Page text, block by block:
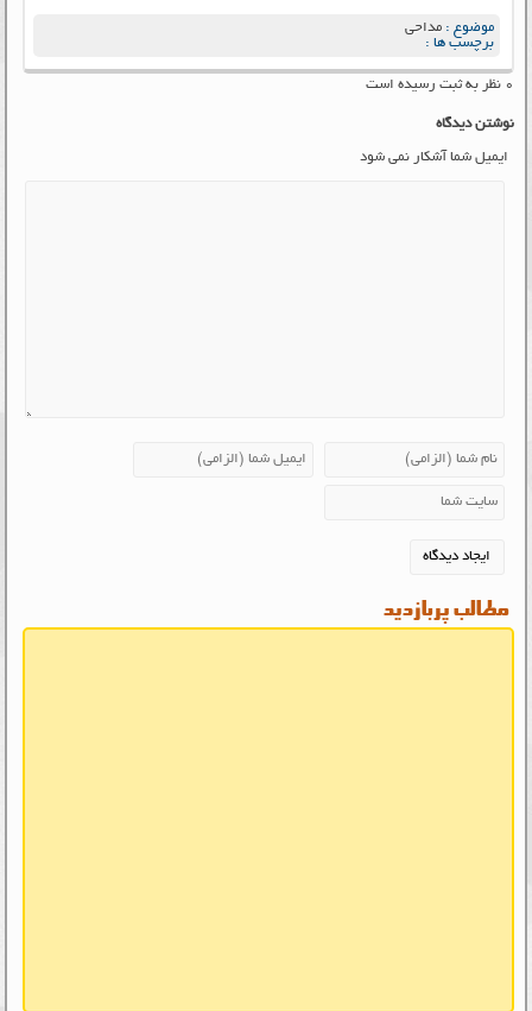
موضوع :مداحی
برچسب ها :
۰ نظر به ثبت رسیده است
نوشتن دیدگاه
ایمیل شما آشکار نمی شود
مطالب پربازدید